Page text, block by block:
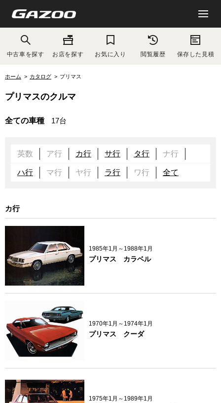
中古車を探す お店を探す お気に入り 閲覧履歴 保存した見積
ホーム カタログ プリマス
プリマスのクルマ
全ての車種 17台
英数 ア行 カ行 サ行 タ行 ナ行
ハ行 マ行 ヤ行 ラ行 ワ行 全て
カ行
1985年1月～1988年1月
プリマス カラベル
1970年1月～1974年1月
プリマス クーダ
1975年1月～1989年1月